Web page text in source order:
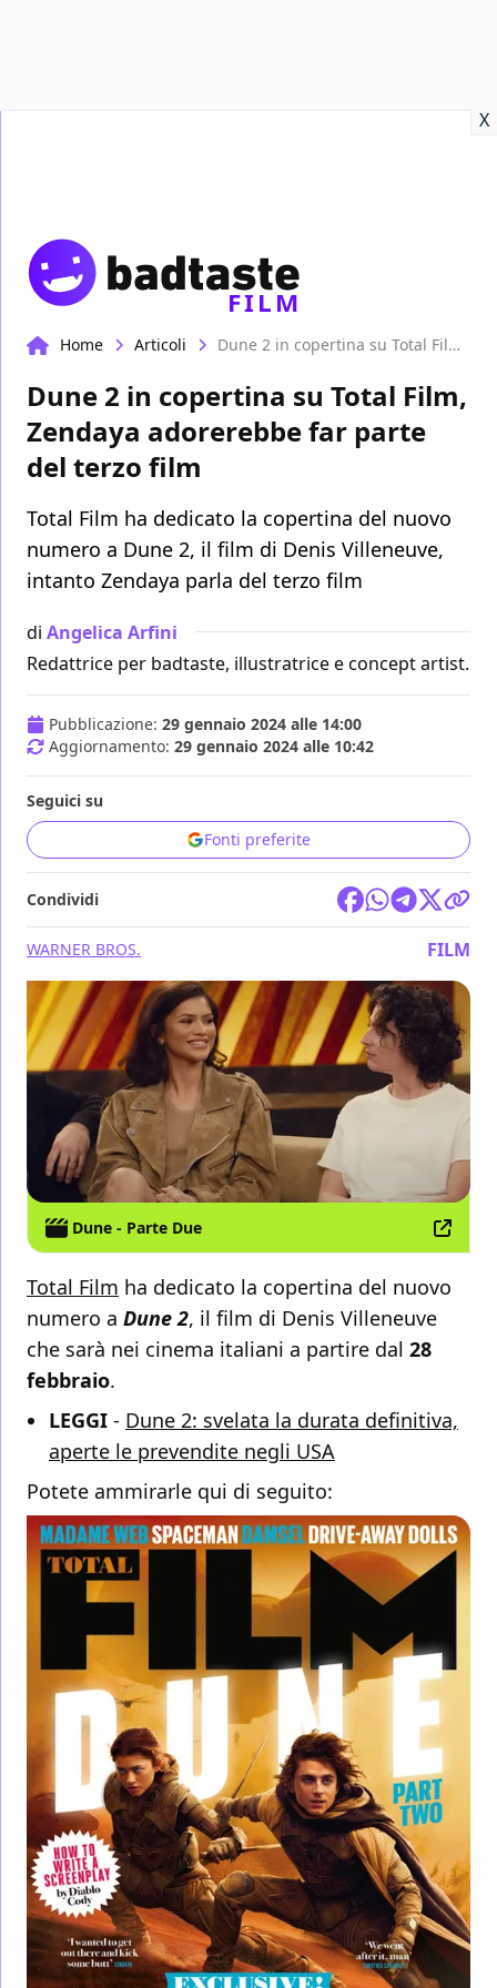
X
FILM
Home Articoli Dune 2 in copertina su Total Film, Zendaya adorerebbe far parte del terzo film
Dune 2 in copertina su Total Film,
Zendaya adorerebbe far parte
del terzo film
Total Film ha dedicato la copertina del nuovo
numero a Dune 2, il film di Denis Villeneuve,
intanto Zendaya parla del terzo film
di Angelica Arfini
Redattrice per badtaste, illustratrice e concept artist.
Pubblicazione: 29 gennaio 2024 alle 14:00
Aggiornamento: 29 gennaio 2024 alle 10:42
Seguici su
Fonti preferite
Condividi
WARNER BROS. FILM
Dune - Parte Due
Total Film ha dedicato la copertina del nuovo
numero a Dune 2, il film di Denis Villeneuve
che sarà nei cinema italiani a partire dal 28
febbraio.
LEGGI - Dune 2: svelata la durata definitiva,
aperte le prevendite negli USA
Potete ammirarle qui di seguito: